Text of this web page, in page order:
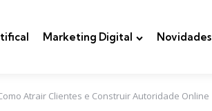
Marketing Digital Novidades
Atrair Clientes e Construir Autoridade Online